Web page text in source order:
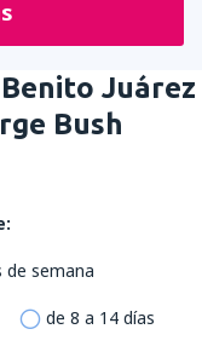
Juárez
Bush
de semana
de 8 a 14 días